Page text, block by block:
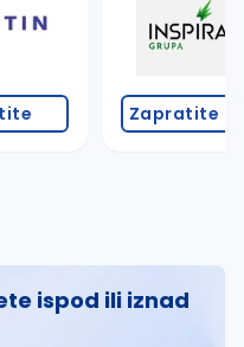
Zapratite
ispod ili iznad